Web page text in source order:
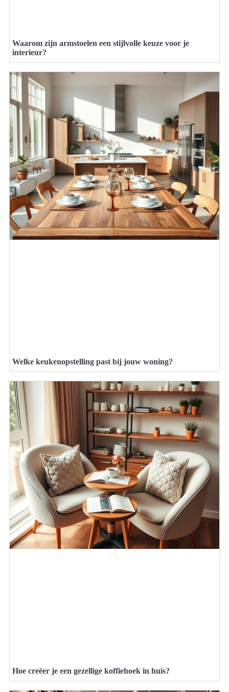
Waarom zijn armstoelen een stijlvolle keuze voor je
interieur?
Welke keukenopstelling past bij jouw woning?
Hoe creëer je een gezellige koffiehoek in huis?